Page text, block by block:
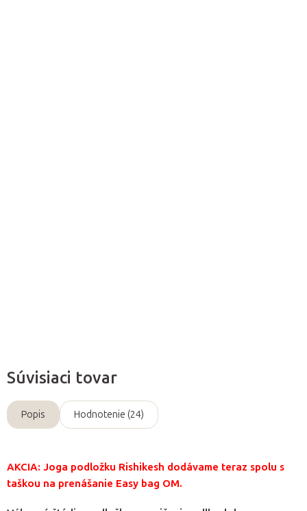
Súvisiaci tovar
Popis Hodnotenie (24)
AKCIA: Joga podložku Rishikesh dodávame teraz spolu s
taškou na prenášanie Easy bag OM.